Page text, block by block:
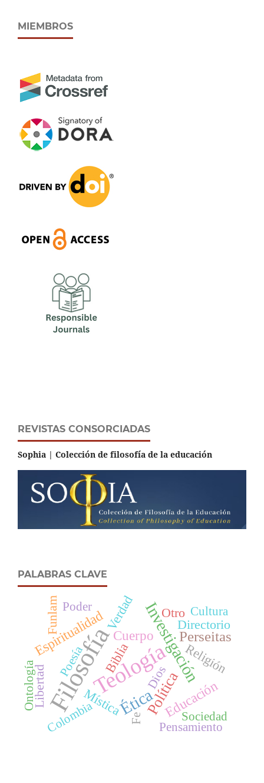
MIEMBROS
REVISTAS CONSORCIADAS
Sophia | Colección de filosofía de la educación
PALABRAS CLAVE
FilosofíaTeologíaInvestigación
ÉticaPolítica
Perseitas
Educación
Espiritualidad Cuerpo
Funlam
Religión
Mística
Libertad
Biblia
Directorio
Verdad Otro
Poesía Dios
Sociedad
Poder Cultura
Fe
Colombia Pensamiento
Ontología